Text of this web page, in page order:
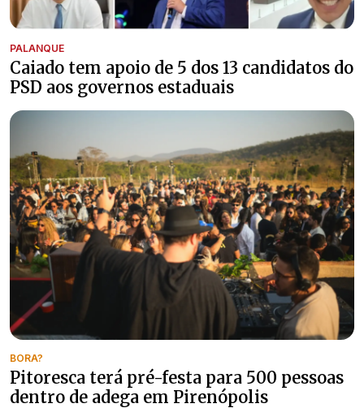
PALANQUE
Caiado tem apoio de 5 dos 13 candidatos do
PSD aos governos estaduais
BORA?
Pitoresca terá pré-festa para 500 pessoas
dentro de adega em Pirenópolis